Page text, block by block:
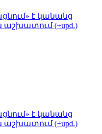
է կանանց
աշխատում (+upd.)
է կանանց
աշխատում (+upd.)